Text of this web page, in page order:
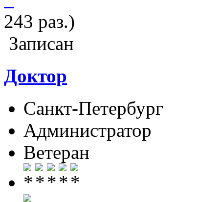
243 раз.)
Записан
Доктор
Санкт-Петербург
Администратор
Ветеран